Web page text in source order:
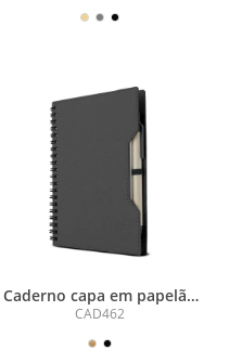
Caderno capa em papelão
reciclado com caneta
CAD462